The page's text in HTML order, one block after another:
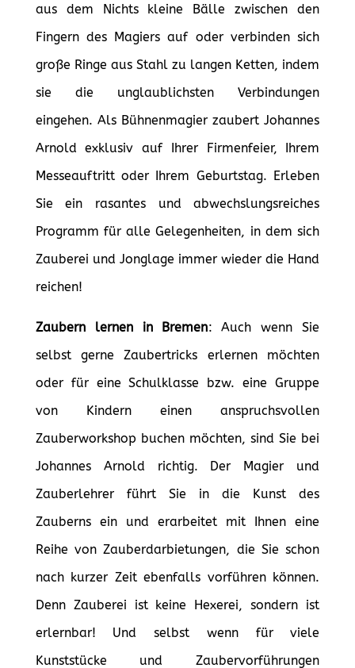
aus dem Nichts kleine Bälle zwischen den
Fingern des Magiers auf oder verbinden sich
große Ringe aus Stahl zu langen Ketten, indem
sie die unglaublichsten Verbindungen
eingehen. Als Bühnenmagier zaubert Johannes
Arnold exklusiv auf Ihrer Firmenfeier, Ihrem
Messeauftritt oder Ihrem Geburtstag. Erleben
Sie ein rasantes und abwechslungsreiches
Programm für alle Gelegenheiten, in dem sich
Zauberei und Jonglage immer wieder die Hand
reichen!
Zaubern lernen in Bremen: Auch wenn Sie
selbst gerne Zaubertricks erlernen möchten
oder für eine Schulklasse bzw. eine Gruppe
von Kindern einen anspruchsvollen
Zauberworkshop buchen möchten, sind Sie bei
Johannes Arnold richtig. Der Magier und
Zauberlehrer führt Sie in die Kunst des
Zauberns ein und erarbeitet mit Ihnen eine
Reihe von Zauberdarbietungen, die Sie schon
nach kurzer Zeit ebenfalls vorführen können.
Denn Zauberei ist keine Hexerei, sondern ist
erlernbar! Und selbst wenn für viele
Kunststücke und Zaubervorführungen